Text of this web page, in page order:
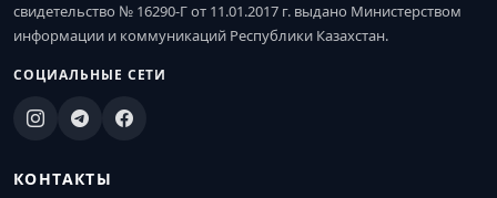
свидетельство № 16290-Г от 11.01.2017 г. выдано Министерством
информации и коммуникаций Республики Казахстан.
СОЦИАЛЬНЫЕ СЕТИ
КОНТАКТЫ